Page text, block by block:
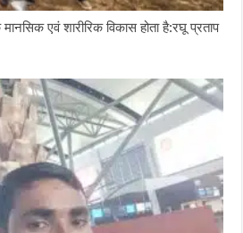
एवं शारीरिक विकास होता है:रघू प्रताप